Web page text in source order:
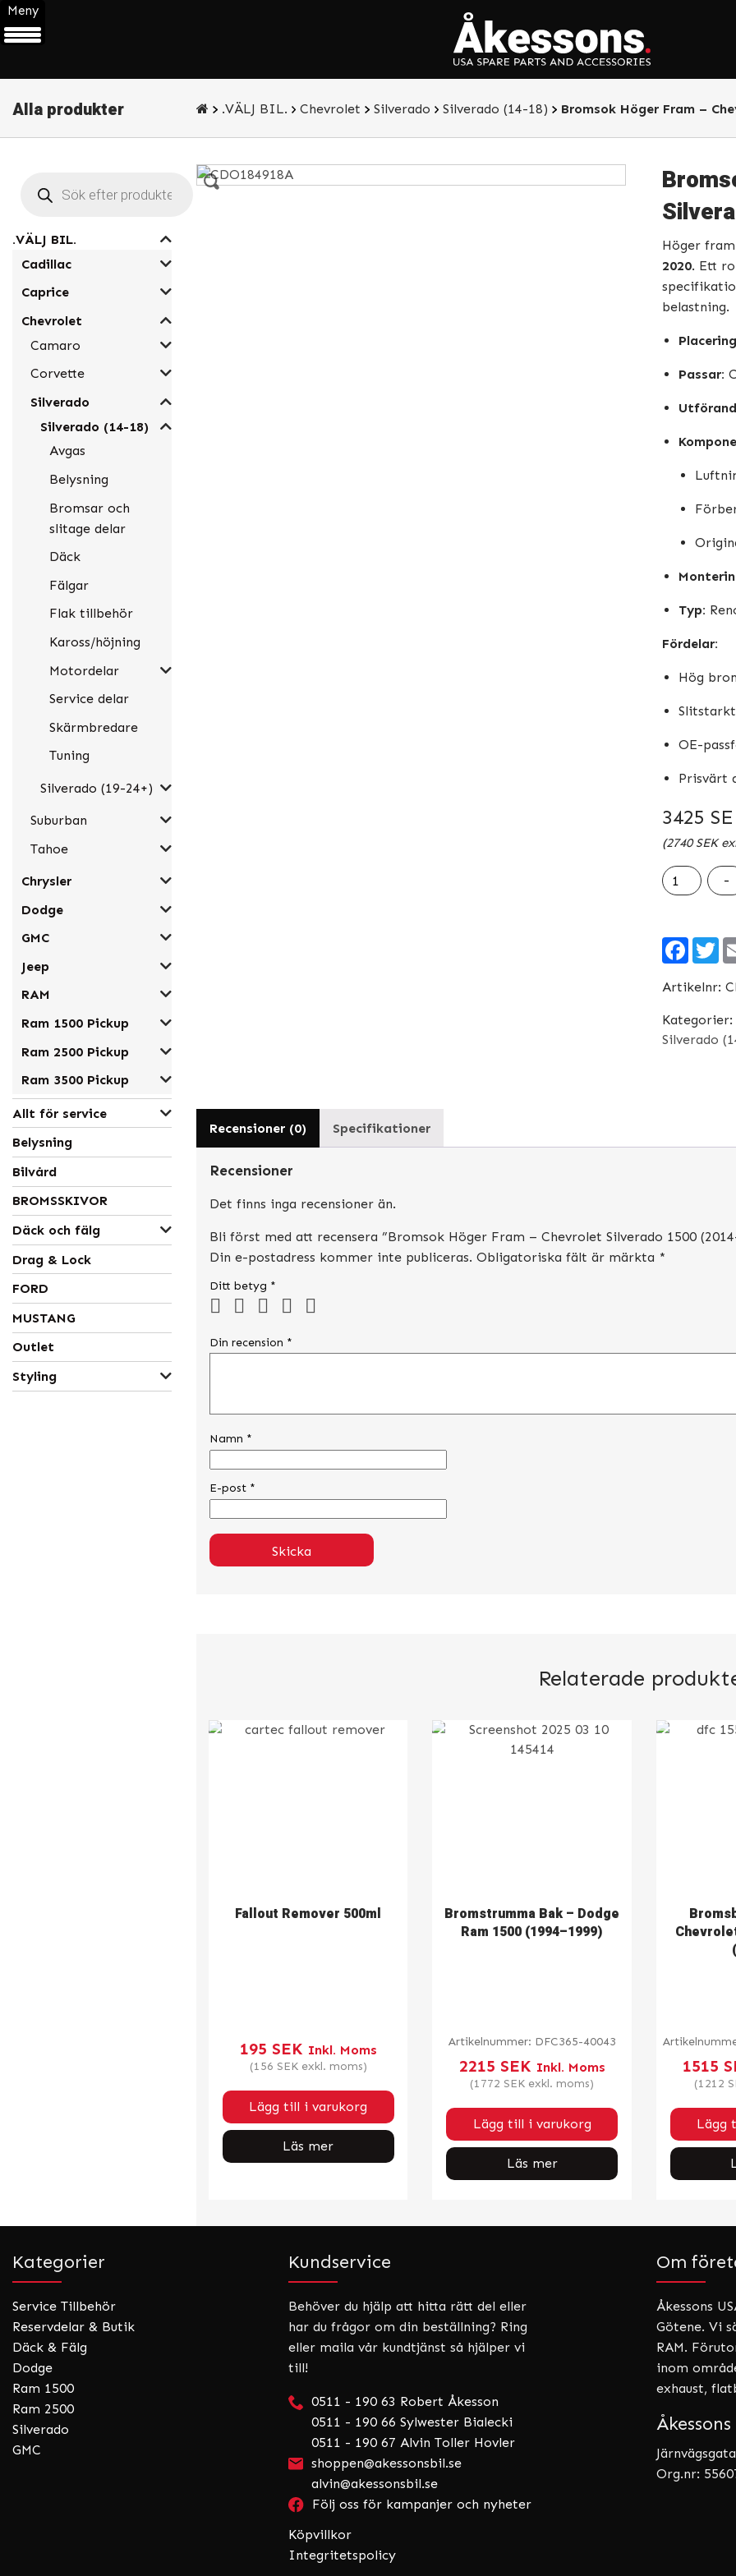
Alla produkter .VÄLJ BIL. Chevrolet Silverado Silverado (14-18) Bromsok Höger Fram –
search
.VÄLJ BIL.
Cadillac
Caprice
Chevrolet
Camaro
Corvette
Silverado
Silverado (14-18)
Avgas
Belysning
Bromsar och
slitage delar
Däck
Fälgar
Flak tillbehör
Kaross/höjning
Motordelar
Service delar
Skärmbredare
Tuning
Silverado (19-24+)
Suburban
Tahoe
Chrysler
Dodge
GMC
Jeep
RAM
Ram 1500 Pickup
Ram 2500 Pickup
Ram 3500 Pickup
Allt för service
Belysning
Bilvård
BROMSSKIVOR
Däck och fälg
Drag & Lock
FORD
MUSTANG
Outlet
Styling
Höger
2020. Ett
belastning.
Passar:
Typ:
Fördelar:
Hög
OE-
Prisvärt
3425
(2740SEK
-
Bromsok
Höger
–
Chevrolet
(2014–
2020)
Artikelnr:
Kategorier:
Silverado
Recensioner (0) Specifikationer
Recensioner
Det finns inga recensioner än.
Bli först med att recensera ”Bromsok Höger Fram – Chevrolet Silverado 1500
Din e-postadress kommer inte publiceras. Obligatoriska fält är märkta *
Ditt betyg *
Din recension *
Namn *
E-post *
Relaterade
Fallout Remover 500ml
195 SEK Inkl. Moms
(156 SEKexkl. moms)
Lägg till i varukorg
Läs mer
Bromstrumma Bak – Dodge
Ram 1500 (1994–1999)
Artikelnummer: DFC365-40043
2215 SEK Inkl. Moms
(1772 SEK exkl. moms)
Lägg till i varukorg
Läs mer
1515
(1212
Lägg
Kategorier
Service Tillbehör
Reservdelar & Butik
Däck & Fälg
Dodge
Ram 1500
Ram 2500
Silverado
GMC
Kundservice
Behöver du hjälp att hitta rätt del eller
har du frågor om din beställning? Ring
eller maila vår kundtjänst så hjälper vi
till!
0511 - 190 63 Robert Åkesson
0511 - 190 66 Sylwester Bialecki
0511 - 190 67 Alvin Toller Hovler
shoppen@akessonsbil.se
alvin@akessonsbil.se
Följ oss för kampanjer och nyheter
Köpvillkor
Integritetspolicy
Om
Åkessons
Götene. Vi
RAM.
inom
exhaust,
Org.nr:
Meny